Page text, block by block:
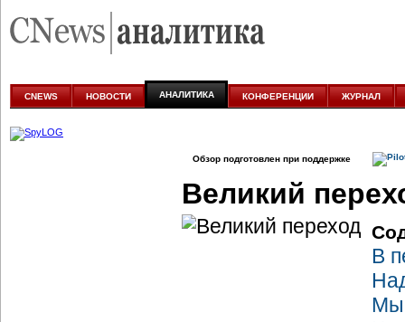
аналитике
CNEWS НОВОСТИ АНАЛИТИКА КОНФЕРЕНЦИИ ЖУРНАЛ
Обзор подготовлен при поддержке
Великий
В
Мы